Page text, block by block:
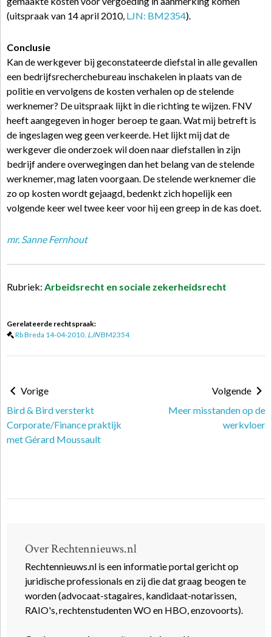
(uitspraak van 14 april 2010, LJN: BM2354).
Conclusie
Kan de werkgever bij geconstateerde diefstal in alle gevallen
een bedrijfsrecherchebureau inschakelen in plaats van de
politie en vervolgens de kosten verhalen op de stelende
werknemer? De uitspraak lijkt in die richting te wijzen. FNV
heeft aangegeven in hoger beroep te gaan. Wat mij betreft is
de ingeslagen weg geen verkeerde. Het lijkt mij dat de
werkgever die onderzoek wil doen naar diefstallen in zijn
bedrijf andere overwegingen dan het belang van de stelende
werknemer, mag laten voorgaan. De stelende werknemer die
zo op kosten wordt gejaagd, bedenkt zich hopelijk een
volgende keer wel twee keer voor hij een greep in de kas doet.
mr. Sanne Fernhout
Rubriek: Arbeidsrecht en sociale zekerheidsrecht
Gerelateerde rechtspraak:
Rb Breda 14-04-2010, LJNBM2354
Vorige
Bird & Bird versterkt
Corporate/Finance praktijk
met Gérard Moussault
Volgende
Meer misstanden op de
werkvloer
Over Rechtennieuws.nl
Rechtennieuws.nl is een informatie portal gericht op
juridische professionals en zij die dat graag beogen te
worden (advocaat-stagaires, kandidaat-notarissen,
RAIO's, rechtenstudenten WO en HBO, enzovoorts).